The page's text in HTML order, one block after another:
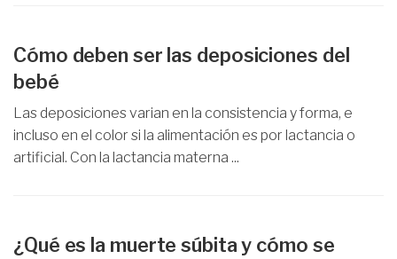
Cómo deben ser las deposiciones del
bebé
Las deposiciones varian en la consistencia y forma, e
incluso en el color si la alimentación es por lactancia o
artificial. Con la lactancia materna ...
¿Qué es la muerte súbita y cómo se